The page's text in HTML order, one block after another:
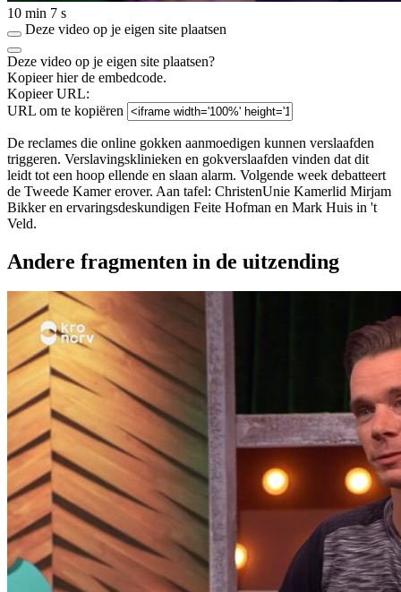
10 min 7 s
Deze video op je eigen site plaatsen
Deze video op je eigen site plaatsen?
Kopieer hier de embedcode.
Kopieer URL:
URL om te kopiëren
De reclames die online gokken aanmoedigen kunnen verslaafden
triggeren. Verslavingsklinieken en gokverslaafden vinden dat dit
leidt tot een hoop ellende en slaan alarm. Volgende week debatteert
de Tweede Kamer erover. Aan tafel: ChristenUnie Kamerlid Mirjam
Bikker en ervaringsdeskundigen Feite Hofman en Mark Huis in 't
Veld.
Andere fragmenten in de uitzending